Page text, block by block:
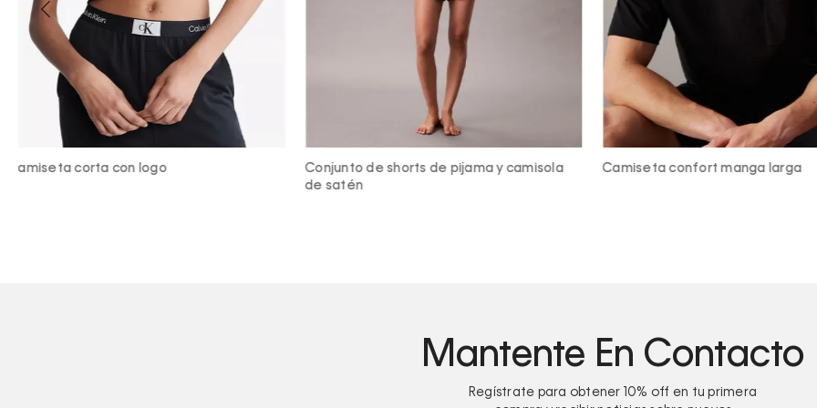
Conjunto de shorts de pijama y camisola
Camiseta confort manga larga Camiseta de pijama - Pure
Mantente En Contacto
Regístrate para obtener 10% off en tu primera